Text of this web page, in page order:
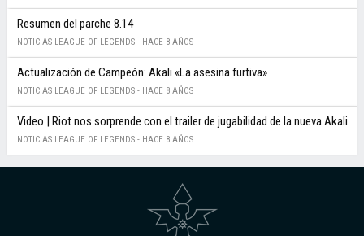
Resumen del parche 8.14
NOTICIAS LEAGUE OF LEGENDS - HACE 8 AÑOS
Actualización de Campeón: Akali «La asesina furtiva»
NOTICIAS LEAGUE OF LEGENDS - HACE 8 AÑOS
Video | Riot nos sorprende con el trailer de jugabilidad de la nueva Akali
NOTICIAS LEAGUE OF LEGENDS - HACE 8 AÑOS